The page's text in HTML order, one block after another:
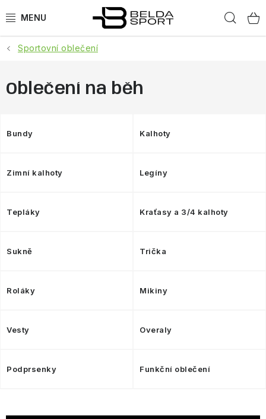
na
SPORTY
BĚH
OBLEČENÍ
NAŠE SLUŽBY
NEZAŘAZENÉ
Sportovní oblečení
Oblečení na běh
Bundy Kalhoty
Zimní kalhoty Legíny
Tepláky Kraťasy a 3/4 kalhoty
Sukně Trička
Roláky Mikiny
Vesty Overaly
Podprsenky Funkční oblečení